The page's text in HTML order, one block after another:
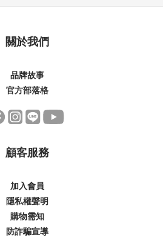
關於我們
品牌故事
官方部落格
顧客服務
加入會員
隱私權聲明
購物需知
防詐騙宣導